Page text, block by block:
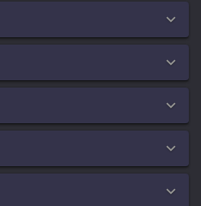




